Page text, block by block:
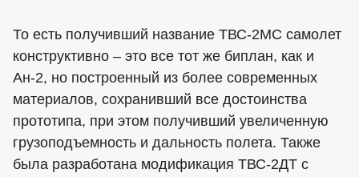
То есть получивший название ТВС-2МС самолет
конструктивно – это все тот же биплан, как и
Ан-2, но построенный из более современных
материалов, сохранивший все достоинства
прототипа, при этом получивший увеличенную
грузоподъемность и дальность полета. Также
была разработана модификация ТВС-2ДТ с